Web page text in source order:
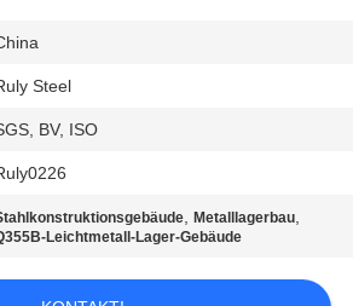
Steel
BV, ISO
,Metalllagerbau,
Leichtmetall-Lager-Gebäude